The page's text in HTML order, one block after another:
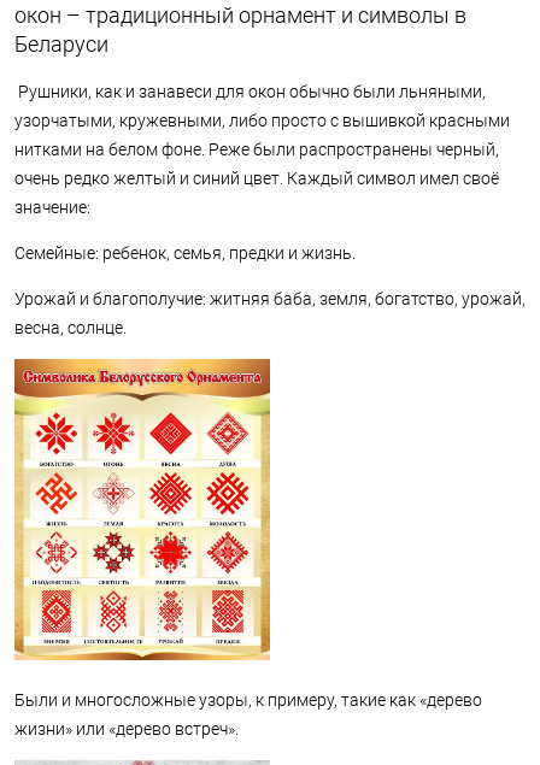
окон – традиционный орнамент и символы в
Беларуси
Рушники, как и занавеси для окон обычно были льняными,
узорчатыми, кружевными, либо просто с вышивкой красными
нитками на белом фоне. Реже были распространены черный,
очень редко желтый и синий цвет. Каждый символ имел своё
значение:
Семейные: ребенок, семья, предки и жизнь.
Урожай и благополучие: житняя баба, земля, богатство, урожай,
весна, солнце.
Были и многосложные узоры, к примеру, такие как «дерево
жизни» или «дерево встреч».